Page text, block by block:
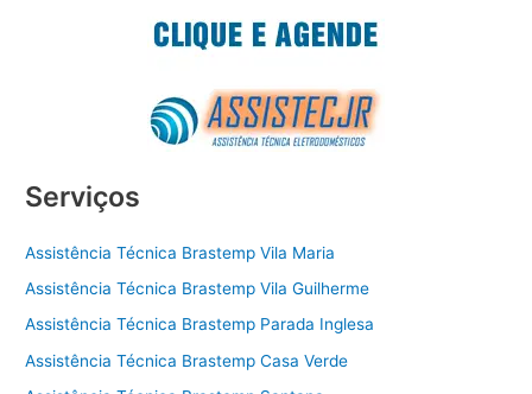
Serviços
Assistência Técnica Brastemp Vila Maria
Assistência Técnica Brastemp Vila Guilherme
Assistência Técnica Brastemp Parada Inglesa
Assistência Técnica Brastemp Casa Verde